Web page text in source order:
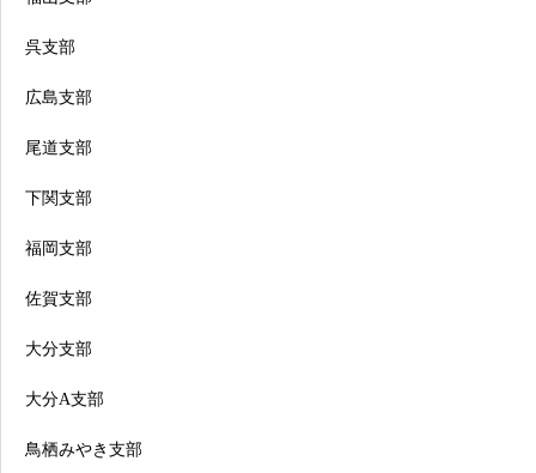
呉支部
広島支部
尾道支部
下関支部
福岡支部
佐賀支部
大分支部
大分A支部
鳥栖みやき支部